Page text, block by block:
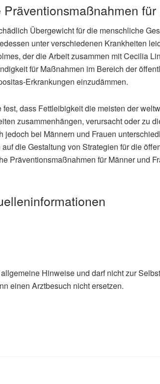
Übergewicht für die menschliche
unter verschiedenen Krankheiten
der die Arbeit zusammen mit Cecilia
für Maßnahmen im Bereich der
Erkrankungen einzudämmen.
dass Fettleibigkeit die meisten der
zusammenhängen, verursacht oder zu
jedoch bei Männern und Frauen
die Gestaltung von Strategien für die
Präventionsmaßnahmen für Männer und
Hinweise und darf nicht zur
einen Arztbesuch nicht ersetzen.